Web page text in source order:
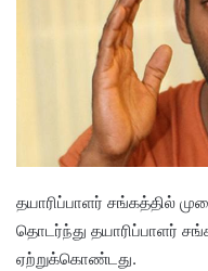
தயாரிப்பாளர் சங்கத்தில்
தொடர்ந்து தயாரிப்பாளர்
ஏற்றுக்கொண்டது.